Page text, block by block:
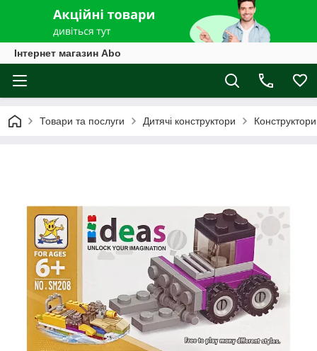
Інтернет магазин Abo
Товари та послуги Дитячі конструктори